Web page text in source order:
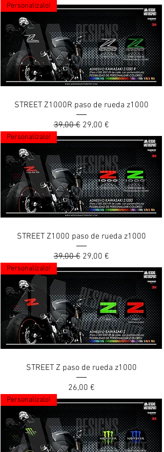
Personalízalo!
STREET Z1000R paso de rueda z1000
Prix original
39,00 € Prix promotionnel
29,00 €
Personalízalo!
STREET Z1000 paso de rueda z1000
Prix original
39,00 € Prix promotionnel
29,00 €
Personalízalo!
STREET Z paso de rueda z1000
Prix
26,00 €
Personalízalo!